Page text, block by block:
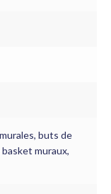
buts de
muraux,